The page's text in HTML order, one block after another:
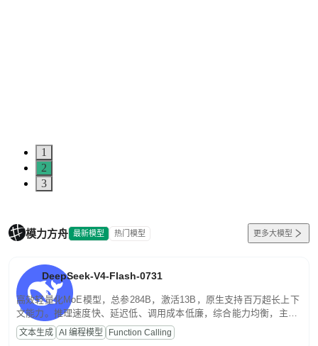
1
2
3
模力方舟 最新模型 热门模型 更多大模型
DeepSeek-V4-Flash-0731
高效轻量化MoE模型，总参284B，激活13B，原生支持百万超长上下
文能力。推理速度快、延迟低、调用成本低廉，综合能力均衡，主打
高并发、轻量化任务，适合日常对话、内容创作、基础 RAG、批量
文案处理等普惠刚需场景。
文本生成 AI 编程模型 Function Calling